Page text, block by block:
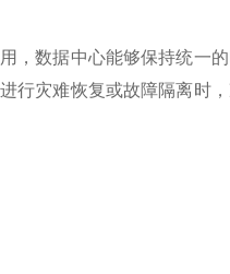
数据中心能够保持统一
行灾难恢复或故障隔离时